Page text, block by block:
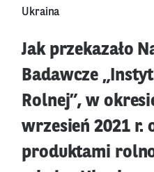
Ukraina
Jak przekazało
Badawcze
Rolnej”, w
wrzesień 2021 r.
produktami